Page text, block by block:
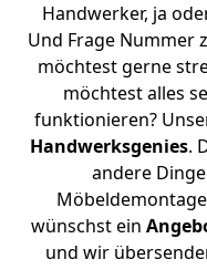
Handwerker, ja
Und Frage Nummer
möchtest gerne
möchtest alles
funktionieren?
Handwerksgenies.
andere
wünschst ein
und wir